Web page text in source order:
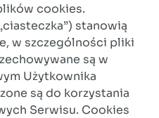
cookies.
stanowią
w szczególności pliki
są w
Użytkownika
są do korzystania
Serwisu. Cookies